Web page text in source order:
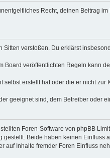
Recht, deinen Beitrag
verstoßen. Du erklärst
veröffentlichten Regeln kann
erstellt hat oder die er nicht zur
geeignet sind, dem Betreiber oder
Foren-Software von phpBB
gestellt. Beide haben keinen Einfluss
auf Inhalte fremder Foren Einfluss